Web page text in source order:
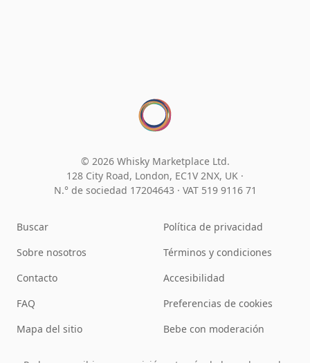
© 2026 Whisky Marketplace Ltd.
128 City Road, London, EC1V 2NX, UK ·
N.° de sociedad 17204643 · VAT 519 9116 71
Buscar
Sobre nosotros
Contacto
FAQ
Mapa del sitio
Política de privacidad
Términos y condiciones
Accesibilidad
Preferencias de cookies
Bebe con moderación